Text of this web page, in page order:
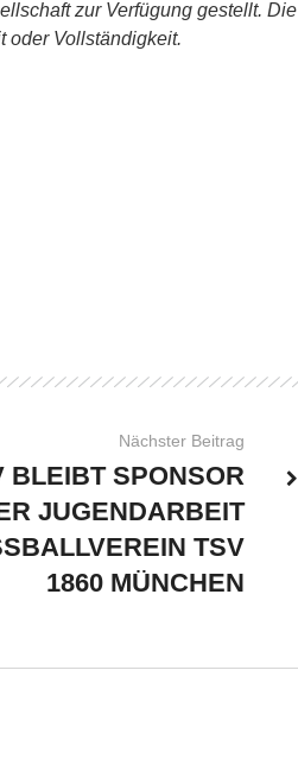
zur Verfügung gestellt. Die
oder Vollständigkeit.
Nächster Beitrag
BLEIBT SPONSOR
JUGENDARBEIT
TSV
1860 MÜNCHEN